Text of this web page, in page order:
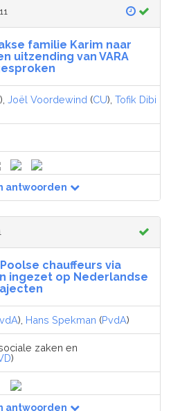
familie Karim naar
uitzending van VARA
), Joël Voordewind (CU), Tofik Dibi
antwoorden
chauffeurs via
ingezet op Nederlandse
), Hans Spekman (PvdA)
zaken en
)
antwoorden